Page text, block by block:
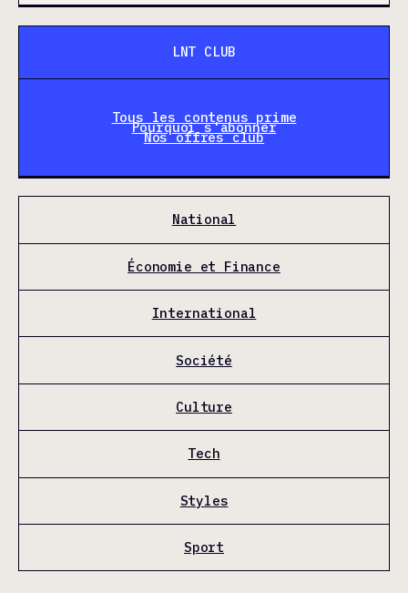
LNT CLUB
Tous les contenus prime
Pourquoi s'abonner
Nos offres club
National
Économie et Finance
International
Société
Culture
Tech
Styles
Sport